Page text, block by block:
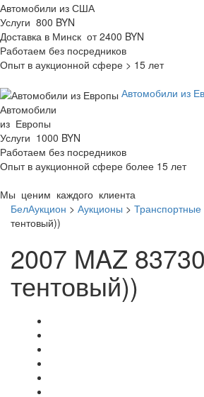
Автомобили из США
Услуги 800 BYN
Доставка в Минск от 2400 BYN
Работаем без посредников
Опыт в аукционной сфере > 15 лет
Автомобили из
Автомобили
из Европы
Услуги 1000 BYN
Работаем без посредников
Опыт в аукционной сфере более 15 лет
Мы ценим каждого клиента
БелАукцион > Аукционы > Транспортные
тентовый))
2007 MAZ
тентовый))